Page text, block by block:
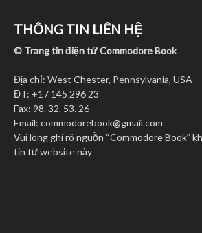
THÔNG TIN LIÊN HỆ
© Trang tin điện tử Commodore Book
Địa chỉ: West Chester, Pennsylvania, USA
ĐT: +17 145 296 23
Fax: 98. 32. 53. 26
Email: commodorebook@gmail.com
Vui lòng ghi rõ nguồn “Commodore Book”
tin từ website này